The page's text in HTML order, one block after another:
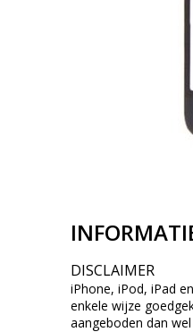
DISCLAIMER
iPhone, iPod, iPad
enkele wijze
aangeboden dan